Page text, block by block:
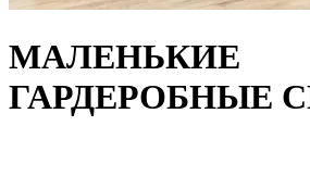
МАЛЕНЬКИЕ
ГАРДЕРОБНЫЕ